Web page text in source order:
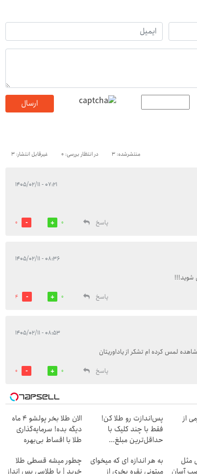
ارسال
منتشرشده: 3 در انتظار بررسی: 0 غیرقابل انتشار: 3
۰۷:۲۱ - ۱۴۰۵/۰۲/۱۱
پاسخ
0
0
۰۸:۳۶ - ۱۴۰۵/۰۲/۱۱
شوید!!!
پاسخ
0
4
۰۸:۵۳ - ۱۴۰۵/۰۲/۱۱
لمس کرده ام تشکر از یاداوریتان
پاسخ
0
0
1 گرمی از
پس‌اندازت رو طلا کن!
فقط با چند کلیک با
حداقل‌ترین مبلغ...
الان طلا بخر پولشو 4 ماه
دیگه بده! سرمایه‌گذاری
طلا با اقساط بی‌بهره
مثل
به هر اندازه ای که میخوای
چطور میشه قسطی طلا